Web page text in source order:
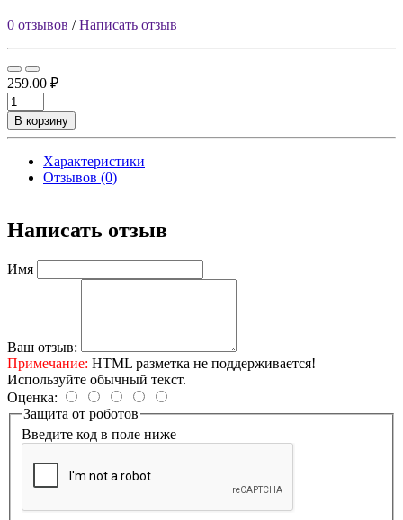
0 отзывов /Написать отзыв
259.00 ₽
В корзину
Характеристики
Отзывов (0)
Написать отзыв
Имя
Ваш отзыв:
Примечание: HTML разметка не поддерживается!
Используйте обычный текст.
Оценка:
Защита от роботов
Введите код в поле ниже